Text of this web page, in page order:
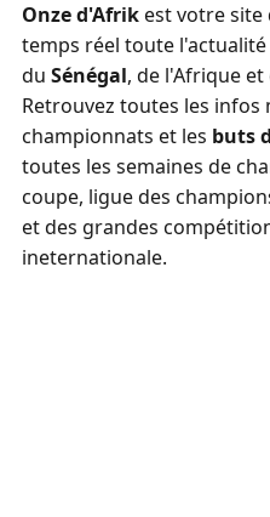
Onze d'Afrikest votre site
temps réel toute
du Sénégal, de l'Afrique
Retrouvez toutes les infos
championnats et les buts
toutes les semaines de
coupe, ligue des
et des grandes
ineternationale.